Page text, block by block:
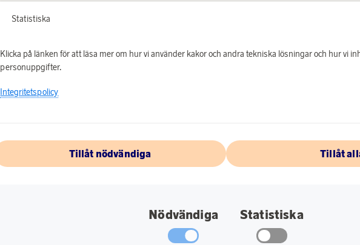
Läkare Utan
liv och lindrar nöd
kriser, krig och
tillhörighet.
Varje år bistår vi
över 60 länder
värnar om att ge
humanitära
malaria,
ut i samband med
naturkatastrofer.
Vi är oftast först
hjälpen når fram.
Donera poäng till
Statistiska
Klicka på länken för att läsa mer om hur vi använder kakor och andra tekniska lösningar och hur vi
personuppgifter.
Integritetspolicy
Tillåt nödvändiga Tillåt
Nödvändiga Statistiska